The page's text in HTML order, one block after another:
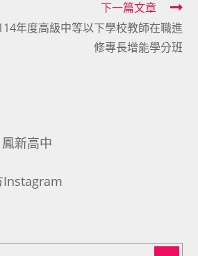
下一篇文章
年度高級中等以下學校教師在職進
修專長增能學分班
新高中
Instagram